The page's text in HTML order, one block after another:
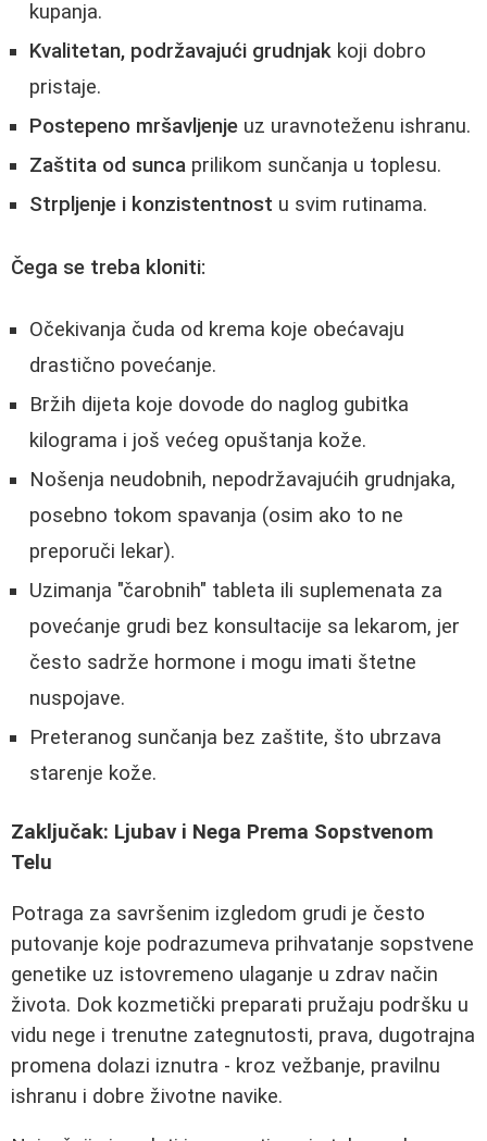
kupanja.
Kvalitetan, podržavajući grudnjak koji dobro
pristaje.
Postepeno mršavljenje uz uravnoteženu ishranu.
Zaštita od sunca prilikom sunčanja u toplesu.
Strpljenje i konzistentnost u svim rutinama.
Čega se treba kloniti:
Očekivanja čuda od krema koje obećavaju
drastično povećanje.
Bržih dijeta koje dovode do naglog gubitka
kilograma i još većeg opuštanja kože.
Nošenja neudobnih, nepodržavajućih grudnjaka,
posebno tokom spavanja (osim ako to ne
preporuči lekar).
Uzimanja "čarobnih" tableta ili suplemenata za
povećanje grudi bez konsultacije sa lekarom, jer
često sadrže hormone i mogu imati štetne
nuspojave.
Preteranog sunčanja bez zaštite, što ubrzava
starenje kože.
Zaključak: Ljubav i Nega Prema Sopstvenom
Telu
Potraga za savršenim izgledom grudi je često
putovanje koje podrazumeva prihvatanje sopstvene
genetike uz istovremeno ulaganje u zdrav način
života. Dok kozmetički preparati pružaju podršku u
vidu nege i trenutne zategnutosti, prava, dugotrajna
promena dolazi iznutra - kroz vežbanje, pravilnu
ishranu i dobre životne navike.